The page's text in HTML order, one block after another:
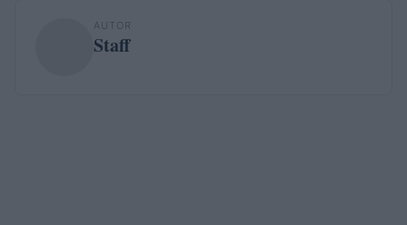
AUTOR
Staff